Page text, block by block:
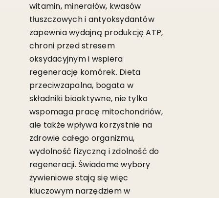
witamin, minerałów, kwasów
tłuszczowych i antyoksydantów
zapewnia wydajną produkcję ATP,
chroni przed stresem
oksydacyjnym i wspiera
regenerację komórek. Dieta
przeciwzapalna, bogata w
składniki bioaktywne, nie tylko
wspomaga pracę mitochondriów,
ale także wpływa korzystnie na
zdrowie całego organizmu,
wydolność fizyczną i zdolność do
regeneracji. Świadome wybory
żywieniowe stają się więc
kluczowym narzędziem w